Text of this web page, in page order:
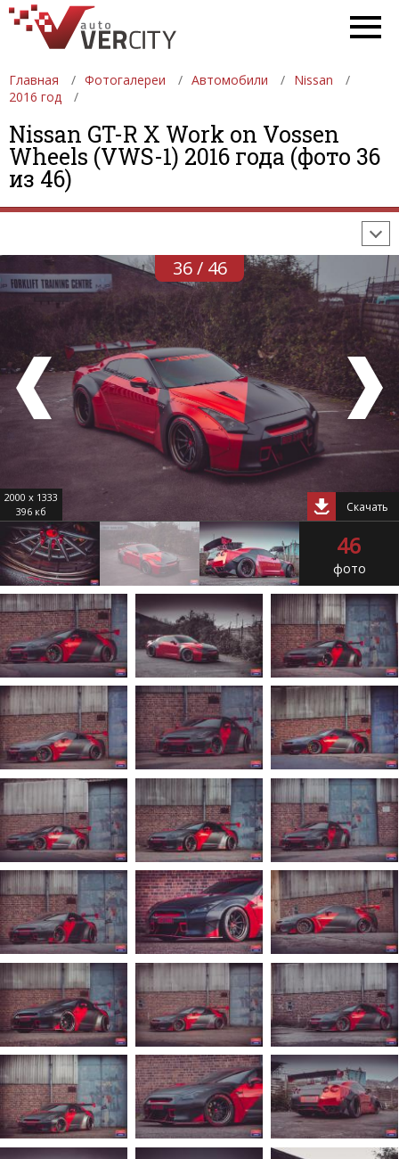
Главная Фотогалереи Автомобили
Nissan
2016 год
Nissan GT-R X Work on Vossen
Wheels (VWS-1) 2016 года (фото 36
из 46)
ФОТОГАЛЕРЕИ АВТОМОБИЛИ
ДЕВУШКИ
АВТОСАЛОНЫ
36 / 46
2000 x 1333
396 кб
Скачать
46
фото